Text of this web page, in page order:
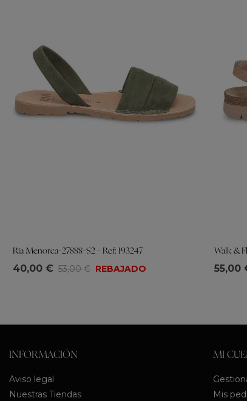
Tallas
Ria Menorca-27888-S2 - Ref: 193247
40,00 € 53,00 € REBAJADO Tallas
Walk &
55,00
INFORMACIÓN
Aviso legal
Nuestras Tiendas
MI
Mis